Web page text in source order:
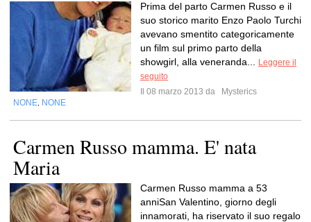
Prima del parto Carmen Russo e il
suo storico marito Enzo Paolo Turchi
avevano smentito categoricamente
un film sul primo parto della
showgirl, alla veneranda...
Leggere il
seguito
Il 08 marzo 2013 da
Mysterics
NONE NONE
Carmen Russo mamma. E' nata
Maria
Carmen Russo mamma a 53
anniSan Valentino, giorno degli
innamorati, ha riservato il suo regalo